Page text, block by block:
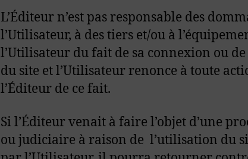
L’Éditeur n’est pas responsable des
l’Utilisateur, à des tiers et/ou à
l’Utilisateur du fait de sa connexion ou
du site et l’Utilisateur renonce à toute
l’Éditeur de ce fait.
Si l’Éditeur venait à faire l’objet d’une
ou judiciaire à raison de l’utilisation du